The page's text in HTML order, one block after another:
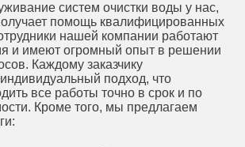
систем очистки воды у нас,
помощь квалифицированных
нашей компании работают
и имеют огромный опыт в решении
Каждому заказчику
подход, что
все работы точно в срок и по
Кроме того, мы предлагаем